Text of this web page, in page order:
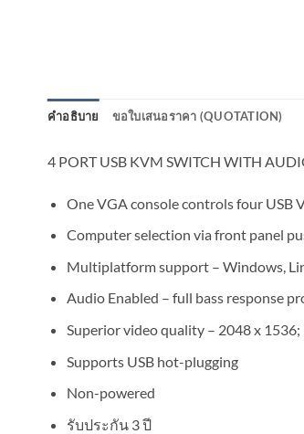
คำอธิบาย ขอใบเสนอราคา (QUOTATION)
4 PORT USB KVM SWITCH WITH
One VGA console controls four USB
Computer selection via front panel
Multiplatform support – Windows,
Audio Enabled – full bass response
Superior video quality – 2048 x
Supports USB hot-plugging
Non-powered
รับประกัน 3 ปี